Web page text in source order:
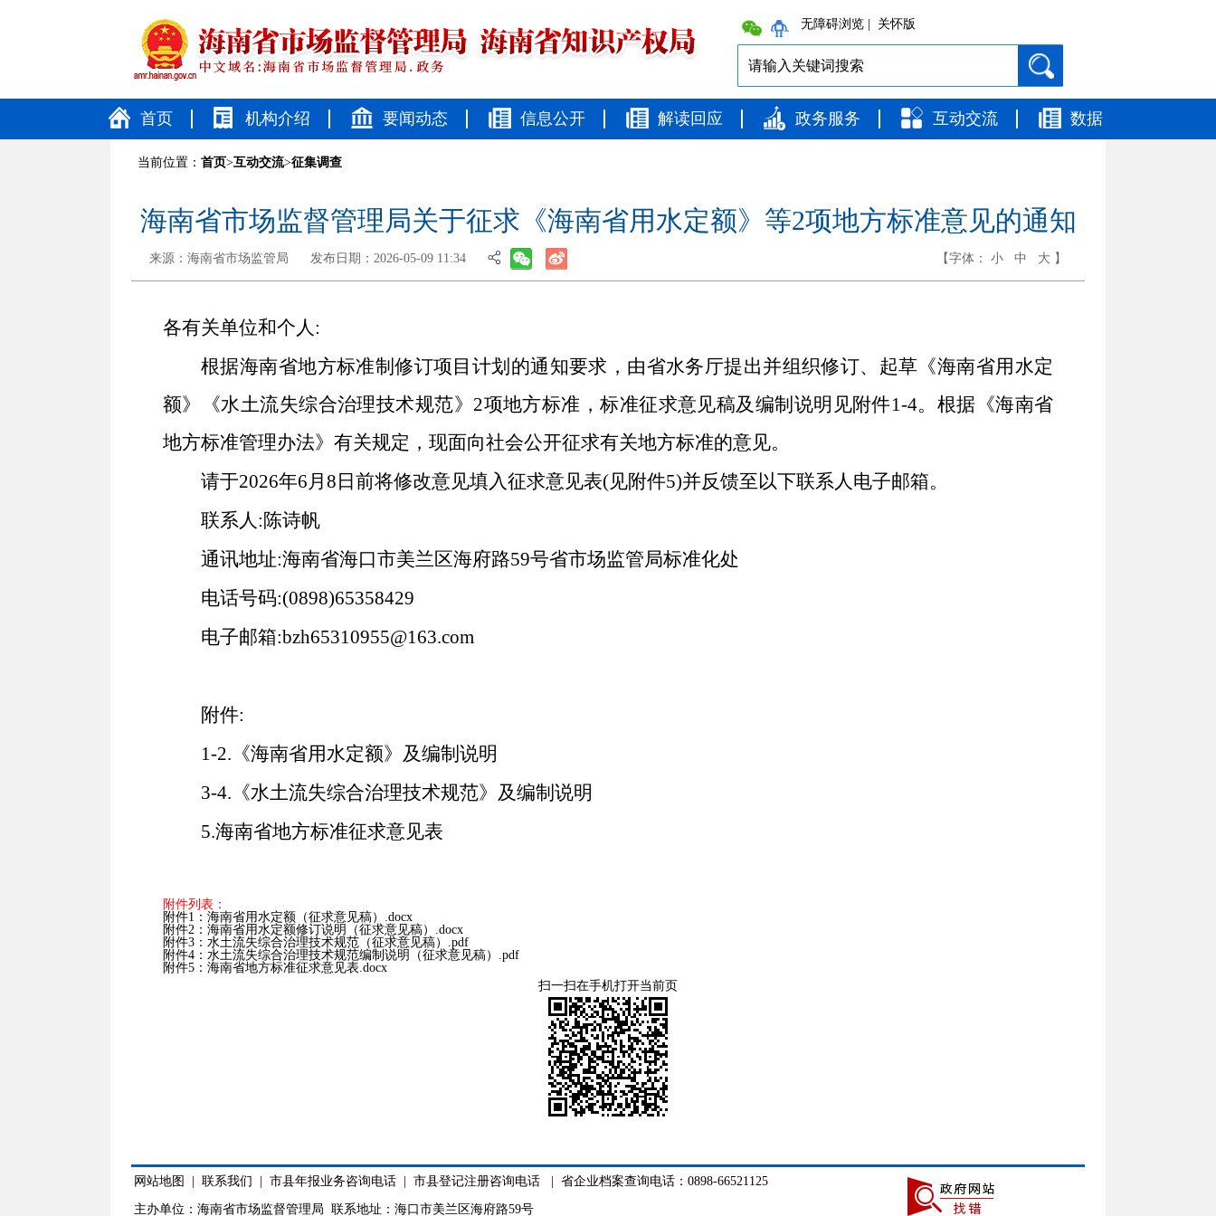
无障碍浏览 | 关怀版
首页 机构介绍 要闻动态 信息公开 解读回应 政务服务 互动交流 数据
当前位置： 首页>互动交流>征集调查
海南省市场监督管理局关于征求《海南省用水定额》等2项地方标准意见的通知
来源： 海南省市场监管局 发布日期：2026-05-09 11:34 【字体： 小 中 大 】
各有关单位和个人:
根据海南省地方标准制修订项目计划的通知要求，由省水务厅提出并组织修订、起草《海南省用水定
额》《水土流失综合治理技术规范》2项地方标准，标准征求意见稿及编制说明见附件1-4。根据《海南省
地方标准管理办法》有关规定，现面向社会公开征求有关地方标准的意见。
请于2026年6月8日前将修改意见填入征求意见表(见附件5)并反馈至以下联系人电子邮箱。
联系人:陈诗帆
通讯地址:海南省海口市美兰区海府路59号省市场监管局标准化处
电话号码:(0898)65358429
电子邮箱:bzh65310955@163.com
附件:
1-2.《海南省用水定额》及编制说明
3-4.《水土流失综合治理技术规范》及编制说明
5.海南省地方标准征求意见表
附件列表：
附件1：海南省用水定额（征求意见稿）.docx
附件2：海南省用水定额修订说明（征求意见稿）.docx
附件3：水土流失综合治理技术规范（征求意见稿）.pdf
附件4：水土流失综合治理技术规范编制说明（征求意见稿）.pdf
附件5：海南省地方标准征求意见表.docx
扫一扫在手机打开当前页
网站地图 联系我们 市县年报业务咨询电话 市县登记注册咨询电话 | 省企业档案查询电话：0898-66521125
主办单位：海南省市场监督管理局 联系地址：海口市美兰区海府路59号